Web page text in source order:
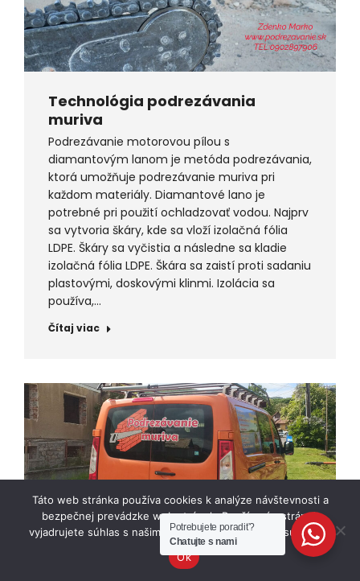
Technológia podrezávania
muriva
Podrezávanie motorovou pílou s
diamantovým lanom je metóda podrezávania,
ktorá umožňuje podrezávanie muriva pri
každom materiály. Diamantové lano je
potrebné pri použití ochladzovať vodou. Najprv
sa vytvoria škáry, kde sa vloží izolačná fólia
LDPE. Škáry sa vyčistia a následne sa kladie
izolačná fólia LDPE. Škára sa zaistí proti sadaniu
plastovými, doskovými klinmi. Izolácia sa
používa,…
Čítaj viac
Prečo spolupracovať s nami
Potrebujete poradiť?
Chatujte s nami
Táto web stránka používa cookies k analýze návštevnosti a
bezpečnej prevádzke web stránok. Používaním stránok
vyjadrujete súhlas s našimi pravidlami pre ochranu súkromia.
Ok